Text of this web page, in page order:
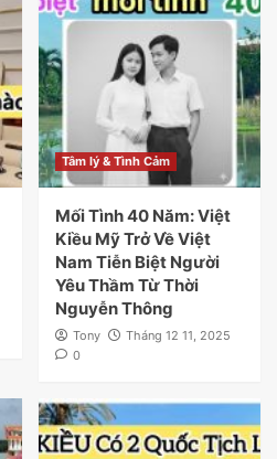
Tâm lý & Tình Cảm
Mối Tình 40 Năm: Việt
Kiều Mỹ Trở Về Việt
Nam Tiễn Biệt Người
Yêu Thầm Từ Thời
Nguyễn Thông
Tony
Tháng 12 11, 2025
0